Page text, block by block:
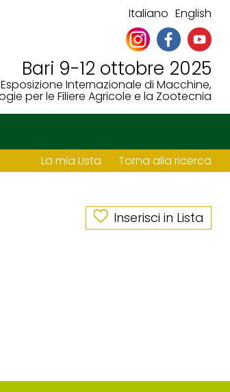
Italiano English
Bari 9-12 ottobre 2025
Esposizione Internazionale di Macchine,
per le Filiere Agricole e la Zootecnia
La mia Lista Torna alla ricerca
Inserisci in Lista